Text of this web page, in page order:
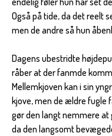
Også på tide, da det reelt
men de andre så hun
Dagens ubestridte
råber at der fanmde
Mellemkjoven kan i sin
kjove, men de ældre fugle
gør den langt nemmere at
da den langsomt